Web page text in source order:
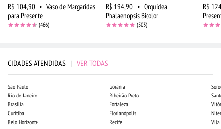
R$ 104,90 • Vaso de Margaridas
para Presente
(466)
R$ 194,90 • Orquídea
Phalaenopsis Bicolor
(503)
R$
CIDADES ATENDIDAS | VER TODAS
São Paulo
Rio de Janeiro
Brasília
Curitiba
Belo Horizonte
Goiânia
Ribeirão Preto
Fortaleza
Florianópolis
Recife
Vila